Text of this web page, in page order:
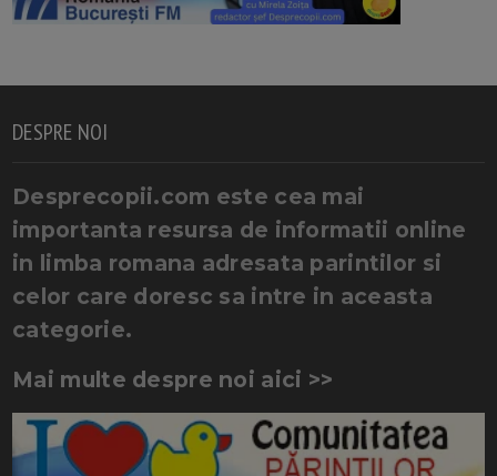
DESPRE NOI
Desprecopii.com este cea mai
importanta resursa de informatii online
in limba romana adresata parintilor si
celor care doresc sa intre in aceasta
categorie.
Mai multe despre noi aici >>